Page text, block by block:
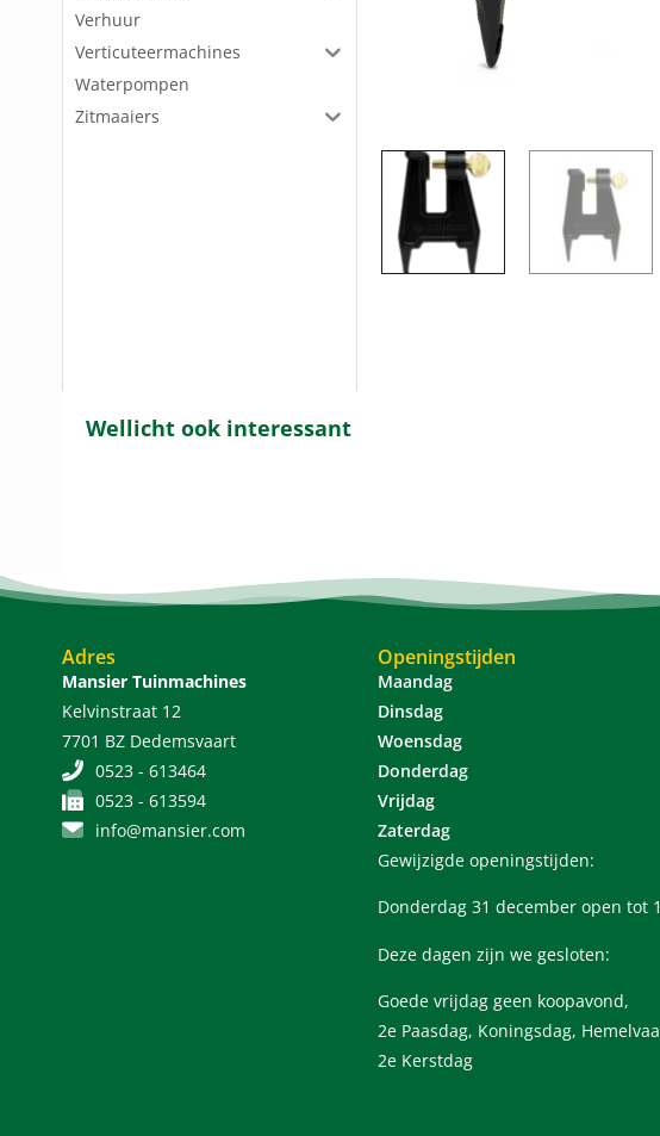
Verhuur
Verticuteermachines
Waterpompen
Zitmaaiers
Wellicht ook interessant
Adres
Mansier Tuinmachines
Kelvinstraat 12
7701 BZ Dedemsvaart
0523 - 613464
0523 - 613594
info@mansier.com
Openingstijden
Maandag
Dinsdag
Woensdag
Donderdag
Vrijdag
Zaterdag
Gewijzigde openingstijden:
Donderdag 31 december open tot
Deze dagen zijn we gesloten:
Goede vrijdag geen koopavond,
2e Paasdag, Koningsdag,
2e Kerstdag